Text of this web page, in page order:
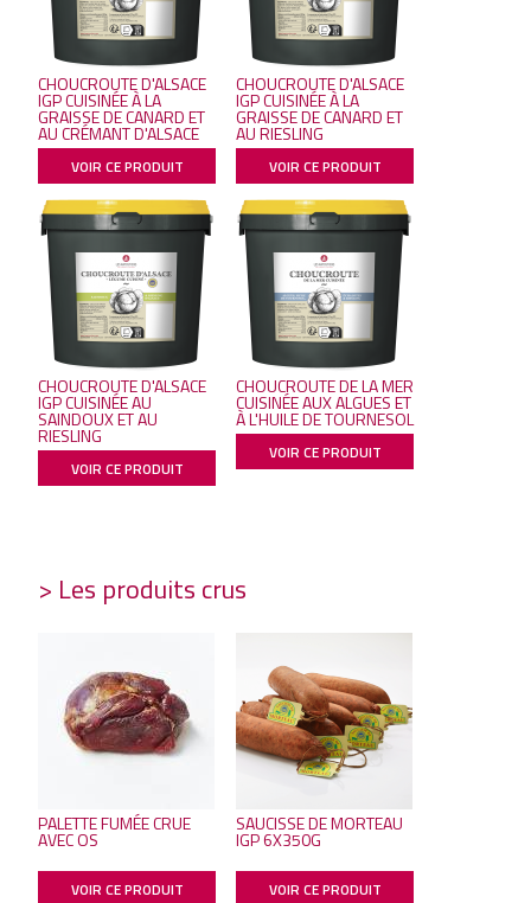
CHOUCROUTE D'ALSACE
IGP CUISINÉE À LA
GRAISSE DE CANARD ET
AU CRÉMANT D'ALSACE
VOIR CE PRODUIT
CHOUCROUTE D'ALSACE
IGP CUISINÉE À LA
GRAISSE DE CANARD ET
AU RIESLING
VOIR CE PRODUIT
CHOUCROUTE D'ALSACE
IGP CUISINÉE AU
SAINDOUX ET AU
RIESLING
VOIR CE PRODUIT
CHOUCROUTE DE LA MER
CUISINÉE AUX ALGUES ET
À L'HUILE DE TOURNESOL
VOIR CE PRODUIT
> Les produits crus
PALETTE FUMÉE CRUE
AVEC OS
VOIR CE PRODUIT
SAUCISSE DE MORTEAU
IGP 6X350G
VOIR CE PRODUIT